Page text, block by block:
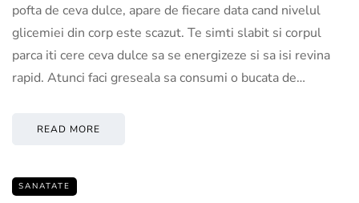
pofta de ceva dulce, apare de fiecare data cand nivelul
glicemiei din corp este scazut. Te simti slabit si corpul
parca iti cere ceva dulce sa se energizeze si sa isi revina
rapid. Atunci faci greseala sa consumi o bucata de…
READ MORE
SANATATE